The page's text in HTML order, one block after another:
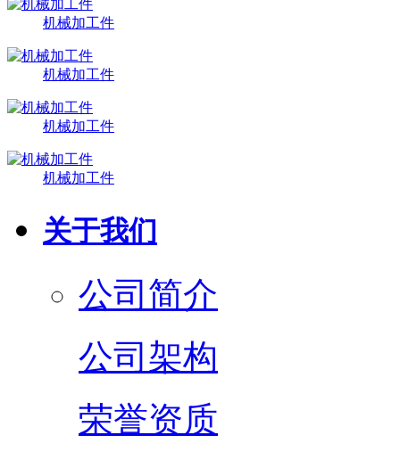
机械加工件
机械加工件
机械加工件
机械加工件
关于我们
公司简介
公司架构
荣誉资质